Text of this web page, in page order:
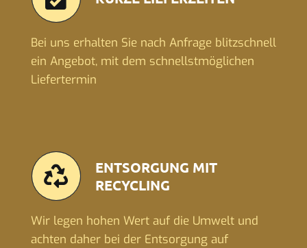
Bei uns erhalten Sie nach Anfrage blitzschnell
ein Angebot, mit dem schnellstmöglichen
Liefertermin
ENTSORGUNG MIT
RECYCLING
Wir legen hohen Wert auf die Umwelt und
achten daher bei der Entsorgung auf